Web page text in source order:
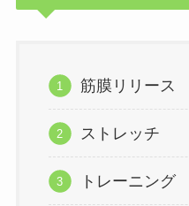
筋膜リリース
ストレッチ
トレーニング